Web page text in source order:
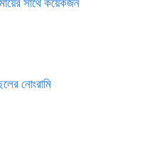
নোংরামি